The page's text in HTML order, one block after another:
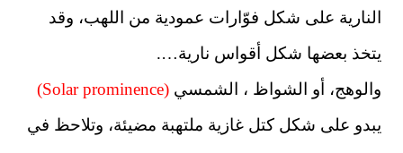
النارية على شكل فوّارات عمودية من اللهب، وقد
يتخذ بعضها شكل أقواس نارية….
والوهج، أو الشواظ ، الشمسي (Solar prominence)
يبدو على شكل كتل غازية ملتهبة مضيئة، وتلاحظ في